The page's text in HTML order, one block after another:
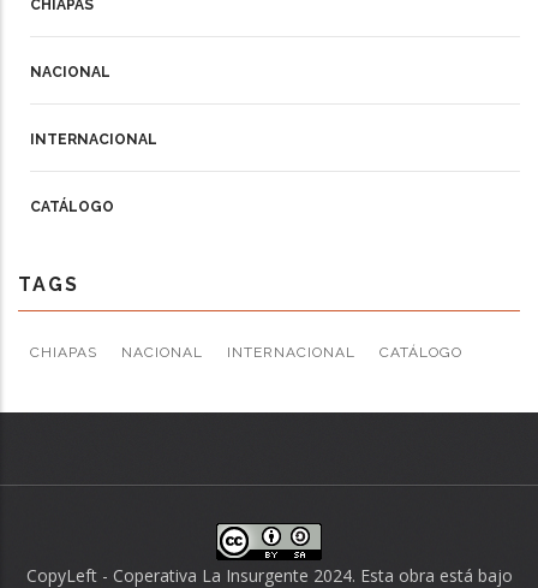
CHIAPAS
NACIONAL
INTERNACIONAL
CATÁLOGO
TAGS
CHIAPAS NACIONAL INTERNACIONAL CATÁLOGO
CopyLeft - Coperativa La Insurgente 2024. Esta obra está bajo